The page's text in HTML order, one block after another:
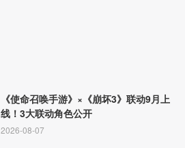
《使命召唤手游》×《崩坏3》联动9月上
线！3大联动角色公开
2026-08-07